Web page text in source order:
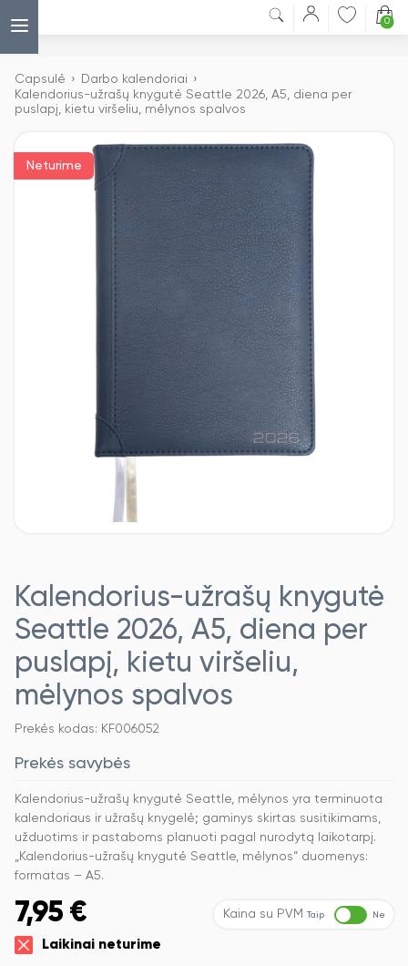
0
Capsulė › Darbo kalendoriai ›
Kalendorius-užrašų knygutė Seattle 2026, A5, diena per
puslapį, kietu viršeliu, mėlynos spalvos
Neturime
Kalendorius-užrašų knygutė
Seattle 2026, A5, diena per
puslapį, kietu viršeliu,
mėlynos spalvos
Prekės kodas: KF006052
Prekės savybės
Kalendorius-užrašų knygutė Seattle, mėlynos yra terminuota
kalendoriaus ir užrašų knygelė; gaminys skirtas susitikimams,
užduotims ir pastaboms planuoti pagal nurodytą laikotarpį.
„Kalendorius-užrašų knygutė Seattle, mėlynos“ duomenys:
formatas – A5.
7,95 € Kaina su PVM Taip Ne
Laikinai neturime